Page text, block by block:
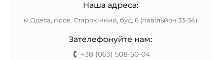
Наша адреса:
м.Одеса, пров. Старокінний, буд. 6 (павільйон 33-34)
Зателефонуйте нам:
+38 (063) 508-50-04